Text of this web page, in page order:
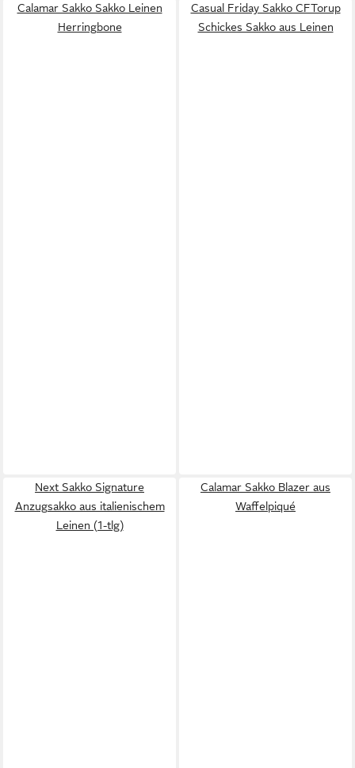
Calamar Sakko Sakko Leinen
Herringbone
Casual Friday Sakko CFTorup
Schickes Sakko aus Leinen
Next Sakko Signature
Anzugsakko aus italienischem
Leinen (1-tlg)
Calamar Sakko Blazer aus
Waffelpiqué